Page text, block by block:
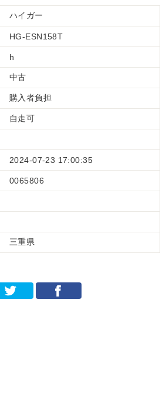
ハイガー
HG-ESN158T
h
中古
購入者負担
自走可
2024-07-23 17:00:35
0065806
三重県